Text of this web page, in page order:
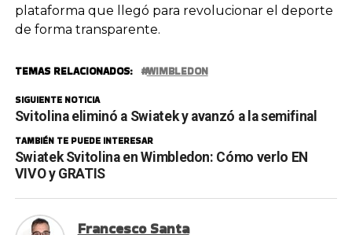
plataforma que llegó para revolucionar el deporte
de forma transparente.
TEMAS RELACIONADOS: WIMBLEDON
SIGUIENTE NOTICIA
Svitolina eliminó a Swiatek y avanzó a la semifinal
TAMBIÉN TE PUEDE INTERESAR
Swiatek Svitolina en Wimbledon: Cómo verlo EN
VIVO y GRATIS
Francesco Santa